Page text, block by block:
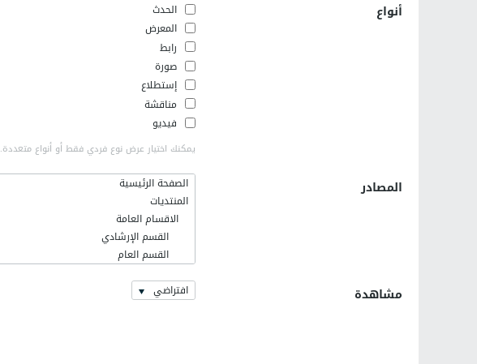
أنواع
الحدث
المعرض
رابط
صورة
إستطلاع
مناقشة
فيديو
يمكنك اختيار عرض نوع فردي فقط أو أنواع متعددة.
المصادر
الصفحة الرئيسية
المنتديات
الاقسام العامة
القسم الإرشادي
القسم العام
اخر الاخبار والتطورات
مشاهدة افتراضي